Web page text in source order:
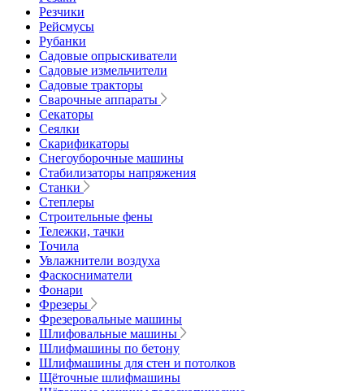
Резчики
Рейсмусы
Рубанки
Садовые опрыскиватели
Садовые измельчители
Садовые тракторы
Сварочные аппараты
Секаторы
Сеялки
Скарификаторы
Снегоуборочные машины
Стабилизаторы напряжения
Станки
Степлеры
Строительные фены
Тележки, тачки
Точила
Увлажнители воздуха
Фаскосниматели
Фонари
Фрезеры
Фрезеровальные машины
Шлифовальные машины
Шлифмашины по бетону
Шлифмашины для стен и потолков
Щёточные шлифмашины